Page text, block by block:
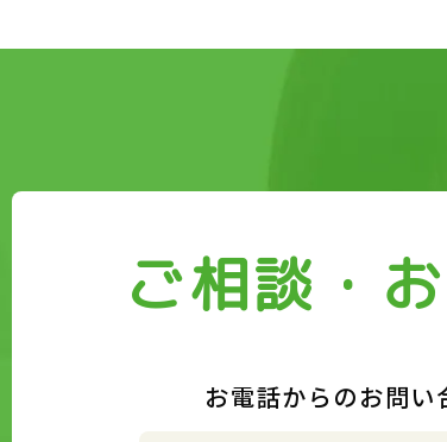
ご相談・
お電話からのお問い